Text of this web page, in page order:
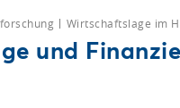
Wirtschaftslage im
und